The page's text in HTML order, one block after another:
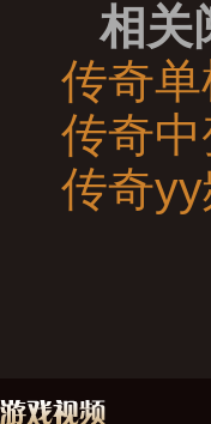
相关
传奇
传奇
传奇